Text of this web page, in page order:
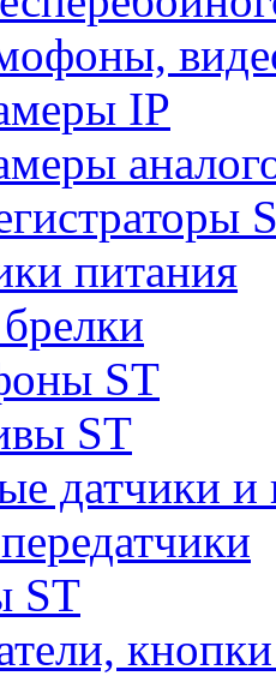
IP
питания
ST
ST
датчики и
ST